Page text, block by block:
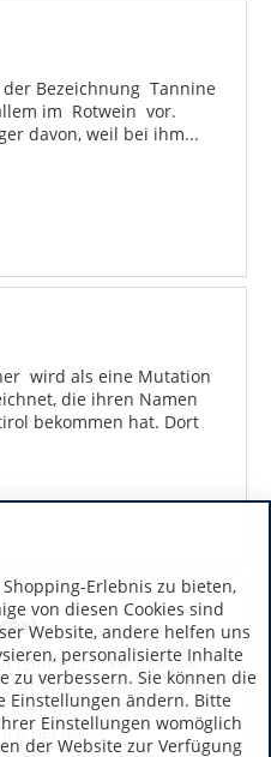
Bezeichnung Tannine
im Rotwein vor.
davon, weil bei ihm...
wird als eine Mutation
die ihren Namen
bekommen hat. Dort
(Einfachzucker), besser
auch Dextrose, wird in
Mit der Fructose
bei der...
Erlebnis zu bieten,
von diesen Cookies sind
Website, andere helfen uns
personalisierte Inhalte
zu verbessern. Sie können die
Einstellungen ändern. Bitte
Einstellungen womöglich
der Website zur Verfügung